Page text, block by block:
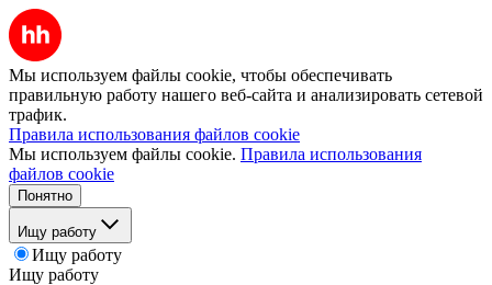
Мы используем файлы cookie, чтобы обеспечивать
правильную работу нашего веб-сайта и анализировать сетевой
трафик.
Правила использования файлов cookie
Мы используем файлы cookie. Правила использования
файлов cookie
Понятно
Ищу работу
Ищу работу
Ищу работу